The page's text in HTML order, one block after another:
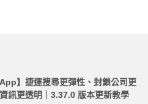
App】捷運搜尋更彈性、封鎖公司更
訊更透明｜3.37.0 版本更新教學